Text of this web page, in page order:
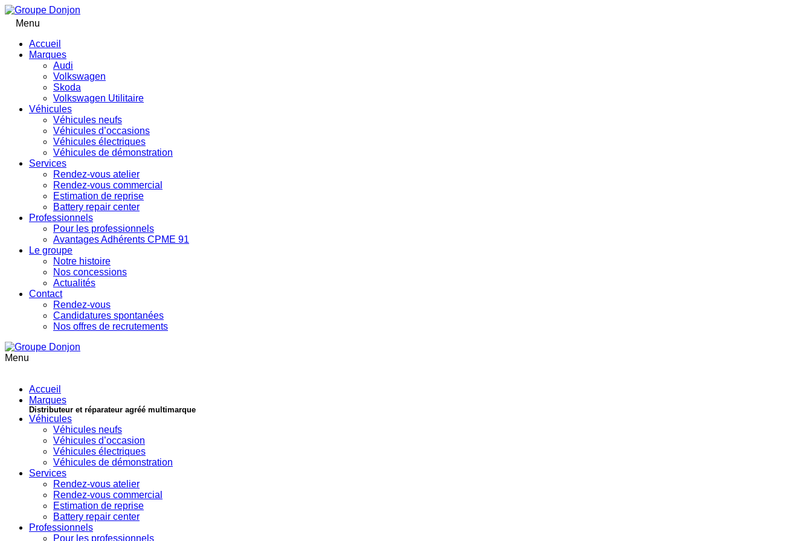
Menu
Accueil
Marques
Audi
Volkswagen
Skoda
Volkswagen Utilitaire
Véhicules
Véhicules neufs
Véhicules d’occasions
Véhicules électriques
Véhicules de démonstration
Services
Rendez-vous atelier
Rendez-vous commercial
Estimation de reprise
Battery repair center
Professionnels
Pour les professionnels
Avantages Adhérents CPME 91
Le groupe
Notre histoire
Nos concessions
Actualités
Contact
Rendez-vous
Candidatures spontanées
Nos offres de recrutements
Menu
Accueil
Marques
Distributeur et réparateur agréé multimarque
Véhicules
Véhicules neufs
Véhicules d’occasion
Véhicules électriques
Véhicules de démonstration
Services
Rendez-vous atelier
Rendez-vous commercial
Estimation de reprise
Battery repair center
Professionnels
Pour les professionnels